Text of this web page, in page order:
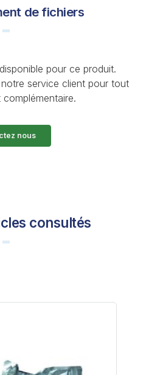
de fichiers
pour ce produit.
service client pour tout
nous
consultés